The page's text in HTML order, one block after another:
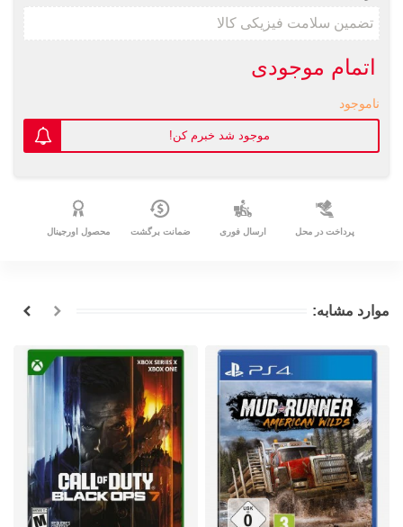
اتمام موجودی
ناموجود
موجود شد خبرم کن!
پرداخت در محل ارسال فوری ضمانت برگشت محصول اورجینال
موارد مشابه: